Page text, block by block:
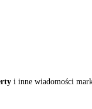
i inne wiadomości